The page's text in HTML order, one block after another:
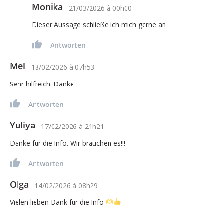
Monika 21/03/2026 à 00h00
Dieser Aussage schließe ich mich gerne an
Antworten
Mel 18/02/2026 à 07h53
Sehr hilfreich. Danke
Antworten
Yuliya 17/02/2026 à 21h21
Danke für die Info. Wir brauchen es!!!
Antworten
Olga 14/02/2026 à 08h29
Vielen lieben Dank für die Info